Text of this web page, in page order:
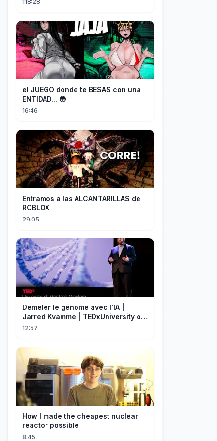
118:28
el JUEGO donde te BESAS con una
ENTIDAD... 😳
16:46
Entramos a las ALCANTARILLAS de
ROBLOX
29:05
Démêler le génome avec l'IA |
Jarred Kvamme | TEDxUniversity of
Montana Western
12:57
How I made the cheapest nuclear
reactor possible
8:45